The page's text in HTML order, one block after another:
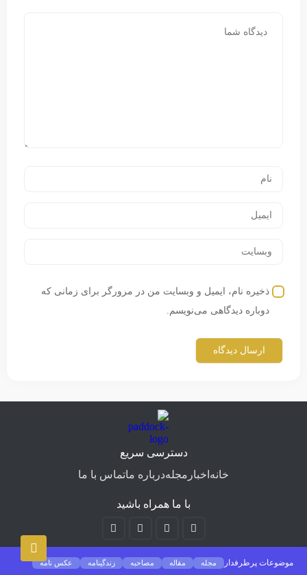
ذخیره نام، ایمیل و وبسایت من در مرورگر برای زمانی که
دوباره دیدگاهی می‌نویسم.
دسترسی سریع
خانه اخبار مجلهدرباره ماتماس با ما
با ما همراه باشید
موضوعات پرطرفدار مجله مقاله مصاحبه زندگینامه
عکس نامه